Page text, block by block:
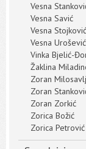
Vesna
Vesna Savić
Vesna Stojković
Vesna Urošević
Vinka Bjelić-
Žaklina
Zoran
Zoran
Zoran Zorkić
Zorica Božić
Zorica Petrović